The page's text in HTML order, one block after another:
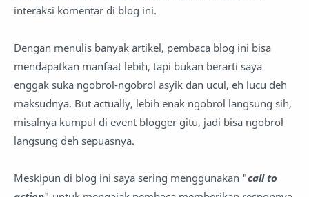
interaksi komentar di blog ini.
Dengan menulis banyak artikel, pembaca blog ini bisa
mendapatkan manfaat lebih, tapi bukan berarti saya
enggak suka ngobrol-ngobrol asyik dan ucul, eh lucu deh
maksudnya. But actually, lebih enak ngobrol langsung sih,
misalnya kumpul di event blogger gitu, jadi bisa ngobrol
langsung deh sepuasnya.
Meskipun di blog ini saya sering menggunakan "call to